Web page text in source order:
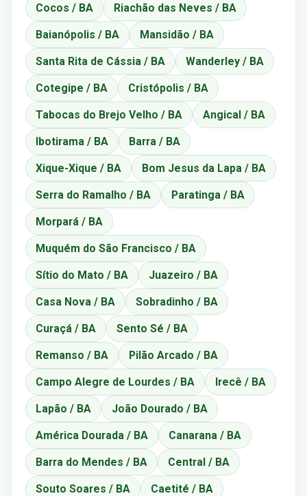
Cocos / BA Riachão das Neves / BA
Baianópolis / BA Mansidão / BA
Santa Rita de Cássia / BA Wanderley / BA
Cotegipe / BA Cristópolis / BA
Tabocas do Brejo Velho / BA Angical / BA
Ibotirama / BA Barra / BA
Xique-Xique / BA Bom Jesus da Lapa / BA
Serra do Ramalho / BA Paratinga / BA
Morpará / BA
Muquém do São Francisco / BA
Sítio do Mato / BA Juazeiro / BA
Casa Nova / BA Sobradinho / BA
Curaçá / BA Sento Sé / BA
Remanso / BA Pilão Arcado / BA
Campo Alegre de Lourdes / BA Irecê / BA
Lapão / BA João Dourado / BA
América Dourada / BA Canarana / BA
Barra do Mendes / BA Central / BA
Souto Soares / BA Caetité / BA